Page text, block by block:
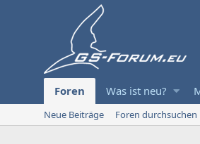
Foren Was ist neu?
Neue Beiträge Foren durchsuchen